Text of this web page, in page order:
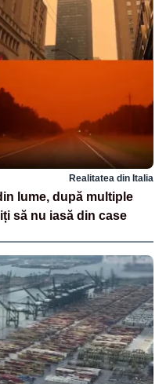
Realitatea din Italia
lume, după multiple
să nu iasă din case